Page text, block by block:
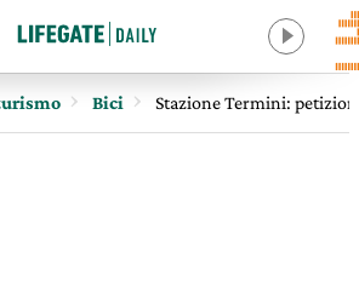
Bici Stazione Termini: